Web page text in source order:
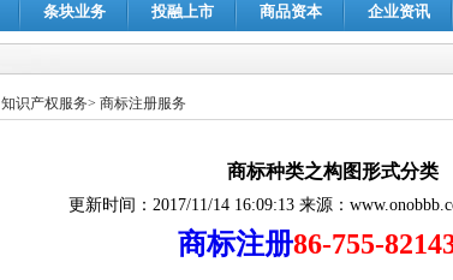
条块业务 投融上市 商品资本 企业资讯
知识产权服务> 商标注册服务
商标种类之构图形式分类
更新时间： 2017/11/14 16:09:13 来源：
商标注册86-755-